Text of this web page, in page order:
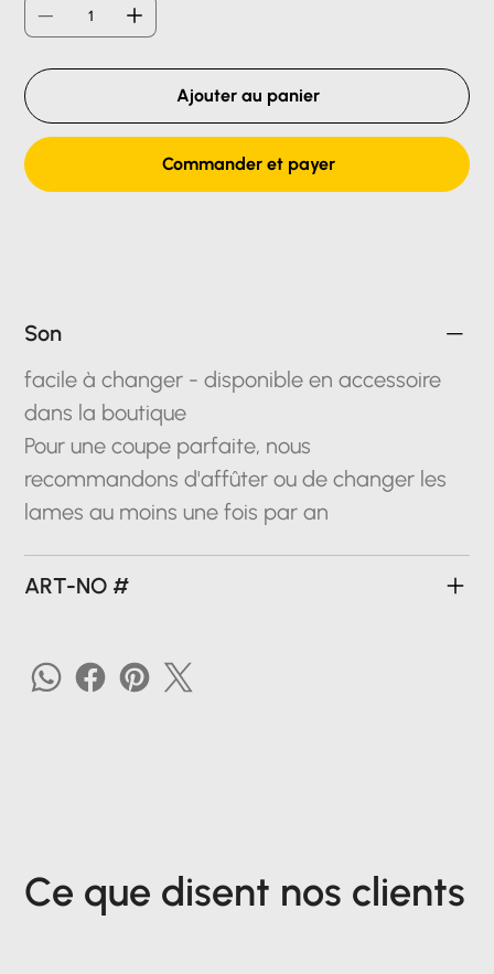
Ajouter au panier
Commander et payer
Son
facile à changer - disponible en accessoire
dans la boutique
Pour une coupe parfaite, nous
recommandons d'affûter ou de changer les
lames au moins une fois par an
ART-NO #
Ce que disent nos clients